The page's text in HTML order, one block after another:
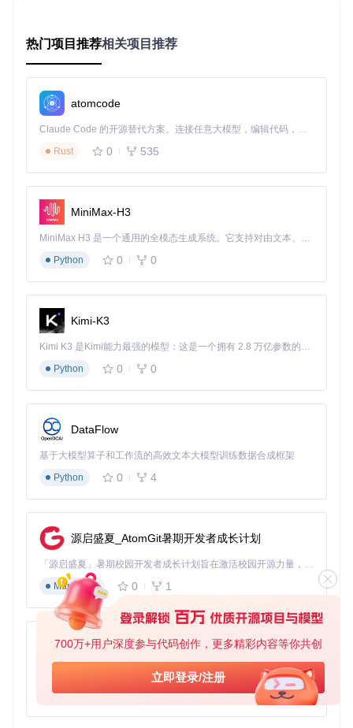
700万+用户深度参与代码创作，更多精彩内容等你共创
立即登录/注册
技术架构解析
格式转换。核心技术架构包含：
格式检测模块：自动识别输入音频流的编码格式
流复用器
：将转码后的音频数据重新封装到目标协议流中
配置管理系统：通过配置文件控制转码行为和参数
编译依赖要求
要启用音频转码功能，编译ZLMediaKit时必须添加FFmpeg支
持：
git clone
cmake -DENABLE_FFMPEG=1 ..
系统需预先安装FFmpeg相关依赖库：
配置指南：核心参数详解
protocol.audio_tra
nscode
rtc.transcodeG711 G711转码支持
rtc.preferredCodec
RTC音频编解码器
opus,pcma,
作用 推荐值
AAC转码比特率
64000（64kbp
热门项目推荐相关项目推荐
atomcode
Claude Code 的开源替代方案。连接任意大模型，编辑代码，运行命令，自动验证 — 全自动执行。用 Rust 构建，极致性能。 ｜ An open-source alternative to Claude Code. Connect any LLM, edit code, run commands, and verify changes — autonomously. Built in Rust for speed. Get Started
Rust
0 535
MiniMax-H3
MiniMax H3 是一个通用的全模态生成系统。它支持对由文本、图像、视频和音频组成的多模态上下文进行统一理解，并能生成分辨率高达 2K、时长可达 15 秒的带原生立体声音频的视频。得益于面向任务泛化的系统设计，H3 在预训练阶段就已具备广泛的多模态上下文理解与生成能力，能够出色地执行复杂的多模态指令。
Python
0 0
Kimi-K3
Kimi K3 是Kimi能力最强的模型：这是一个拥有 2.8 万亿参数的混合专家（MoE）模型，具备原生视觉理解能力，并支持 100 万 token 的上下文窗口。
Python
0 0
DataFlow
基于大模型算子和工作流的高效文本大模型训练数据合成框架
Python
0 4
源启盛夏_AtomGit暑期开发者成长计划
「源启盛夏」暑期校园开发者成长计划旨在激活校园开源力量，通过积分激励、认证扶持、资源倾斜等形式，引导高校组织和开发者完成「入驻 — 建项目 — 做贡献 — 获认证 — 得资源」的完整闭环。无论你是想带领社团入驻平台的组织者，还是希望用代码贡献证明自己的开发者，都能在这里找到属于你的成长路径。
Markdown
0 1
py-xiaozhi
基于Python的Xiaozhi AI，适用于想要完整Xiaozhi体验而无需拥有专用硬件的用户。
Python
0 1